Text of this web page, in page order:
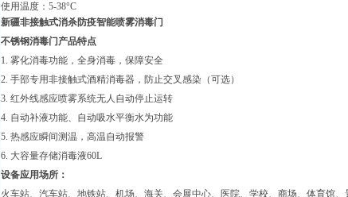
使用温度：5-38°C
新疆非接触式消杀防疫智能喷雾消毒门
不锈钢消毒门产品特点
1. 雾化消毒功能，全身消毒，保障安全
2. 手部专用非接触式酒精消毒器，防止交叉感染（可选）
3. 红外线感应喷雾系统无人自动停止运转
4. 自动补液功能、自动吸水平衡水为功能
5. 热感应瞬间测温，高温自动报警
6. 大容量存储消毒液60L
设备应用场所：
火车站、汽车站、地铁站、机场、海关、会展中心、医院、学校、商场、体育馆